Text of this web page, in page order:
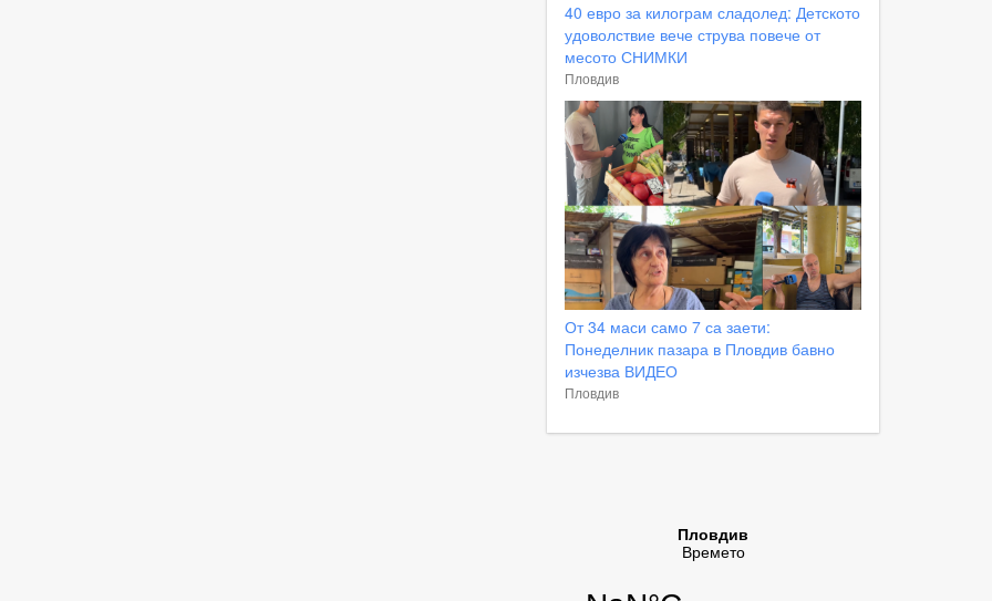
40 евро за килограм сладолед: Детското
удоволствие вече струва повече от
месото СНИМКИ
Пловдив
От 34 маси само 7 са заети:
Понеделник пазара в Пловдив бавно
изчезва ВИДЕО
Пловдив